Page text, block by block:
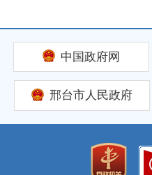
中国政府网
邢台市人民政府